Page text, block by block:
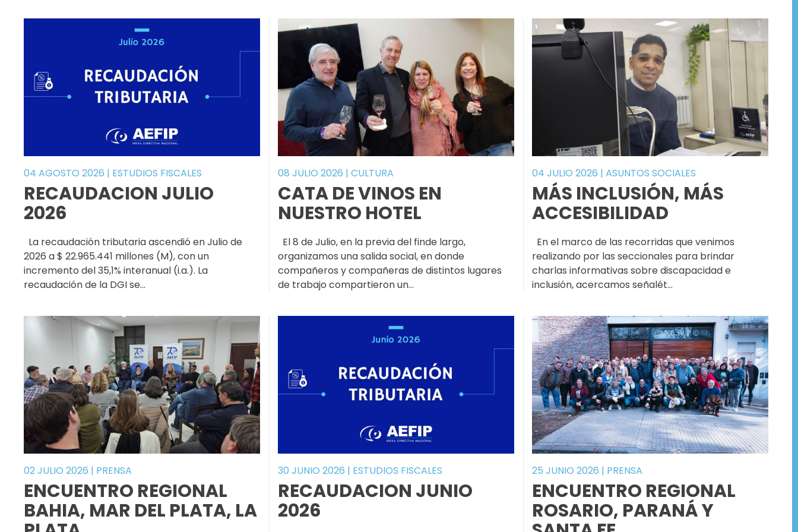
04 AGOSTO 2026 | ESTUDIOS FISCALES
RECAUDACION JULIO
2026
La recaudación tributaria ascendió en Julio de
2026 a $ 22.965.441 millones (M), con un
incremento del 35,1% interanual (i.a.). La
recaudación de la DGI se…
08 JULIO 2026 | CULTURA
CATA DE VINOS EN
NUESTRO HOTEL
El 8 de Julio, en la previa del finde largo,
organizamos una salida social, en donde
compañeros y compañeras de distintos lugares
de trabajo compartieron un…
04 JULIO 2026 | ASUNTOS SOCIALES
MÁS INCLUSIÓN, MÁS
ACCESIBILIDAD
En el marco de las recorridas que venimos
realizando por las seccionales para brindar
charlas informativas sobre discapacidad e
inclusión, acercamos señalét…
02 JULIO 2026 | PRENSA
ENCUENTRO REGIONAL
BAHIA, MAR DEL PLATA, LA
30 JUNIO 2026 | ESTUDIOS FISCALES
RECAUDACION JUNIO
2026
25 JUNIO 2026 | PRENSA
ENCUENTRO REGIONAL
ROSARIO, PARANÁ Y